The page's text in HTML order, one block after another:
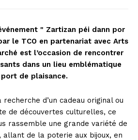
" Zartizan péi dann por
le TCO en partenariat avec Arts
est l’occasion de rencontrer
dans un lieu emblématique
de plaisance.
recherche d’un cadeau original ou
de découvertes culturelles, ce
rassemble une grande variété de
allant de la poterie aux bijoux, en